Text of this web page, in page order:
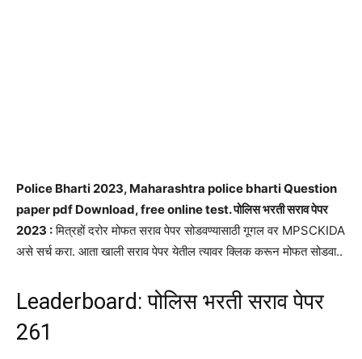
Police Bharti 2023, Maharashtra police bharti Question
paper pdf Download, free online test. पोलिस भरती सराव पेपर
2023 :मित्रहों दरोर मोफत सराव पेपर सोडवण्यासाठी गूगल वर MPSCKIDA
असे सर्च करा. आता खाली सराव पेपर येतील त्यावर क्लिक करून मोफत सोडवा..
Leaderboard: पोलिस भरती सराव पेपर
261